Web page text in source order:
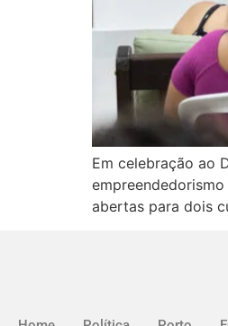
Em celebração ao
abertas para dois